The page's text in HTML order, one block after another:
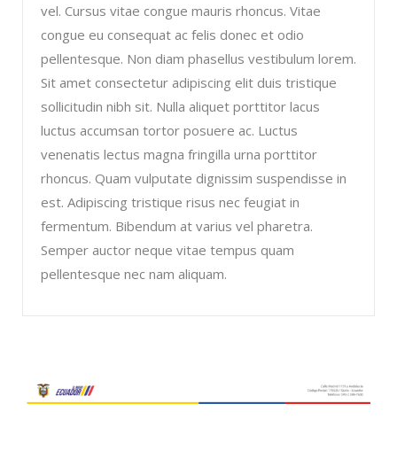
vel. Cursus vitae congue mauris rhoncus. Vitae
congue eu consequat ac felis donec et odio
pellentesque. Non diam phasellus vestibulum lorem.
Sit amet consectetur adipiscing elit duis tristique
sollicitudin nibh sit. Nulla aliquet porttitor lacus
luctus accumsan tortor posuere ac. Luctus
venenatis lectus magna fringilla urna porttitor
rhoncus. Quam vulputate dignissim suspendisse in
est. Adipiscing tristique risus nec feugiat in
fermentum. Bibendum at varius vel pharetra.
Semper auctor neque vitae tempus quam
pellentesque nec nam aliquam.